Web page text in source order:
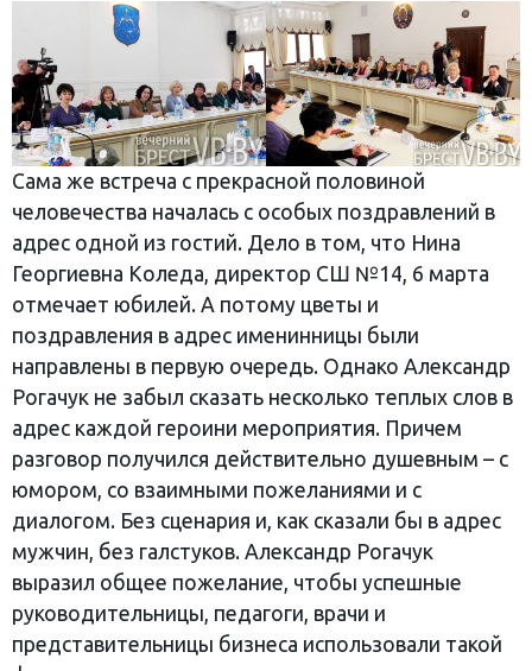
Сама же встреча с прекрасной половиной
человечества началась с особых поздравлений в
адрес одной из гостий. Дело в том, что Нина
Георгиевна Коледа, директор СШ №14, 6 марта
отмечает юбилей. А потому цветы и
поздравления в адрес именинницы были
направлены в первую очередь. Однако Александр
Рогачук не забыл сказать несколько теплых слов в
адрес каждой героини мероприятия. Причем
разговор получился действительно душевным – с
юмором, со взаимными пожеланиями и с
диалогом. Без сценария и, как сказали бы в адрес
мужчин, без галстуков. Александр Рогачук
выразил общее пожелание, чтобы успешные
руководительницы, педагоги, врачи и
представительницы бизнеса использовали такой